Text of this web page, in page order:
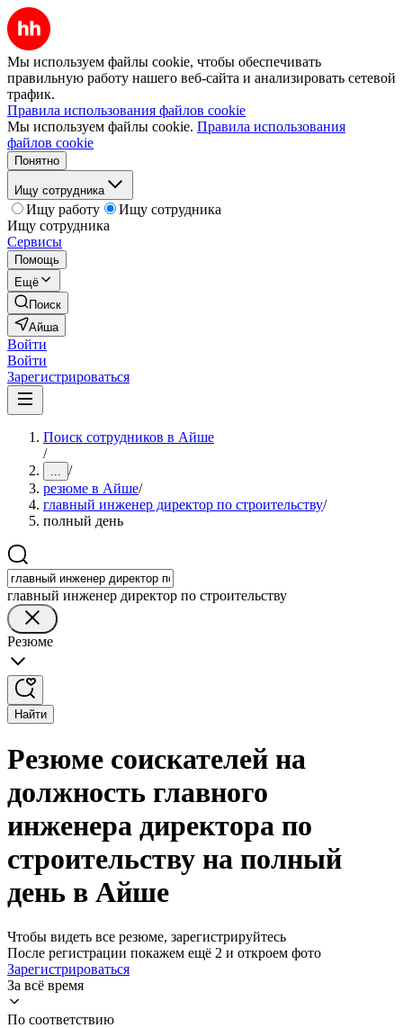
Мы используем файлы cookie, чтобы обеспечивать
правильную работу нашего веб-сайта и анализировать сетевой
трафик.
Правила использования файлов cookie
Мы используем файлы cookie. Правила использования
файлов cookie
Понятно
Ищу сотрудника
Ищу работу
Ищу сотрудника
Ищу сотрудника
Сервисы
Помощь
Ещё
Поиск
Айша
Войти
Войти
Зарегистрироваться
Поиск сотрудников в Айше
/
... /
резюме в Айше/
главный инженер директор по строительству/
полный день
главный инженер директор по строительству
Резюме
Найти
Резюме соискателей на
должность главного
инженера директора по
строительству на полный
день в Айше
Чтобы видеть все резюме, зарегистрируйтесь
После регистрации покажем ещё 2 и откроем фото
Зарегистрироваться
За всё время
По соответствию